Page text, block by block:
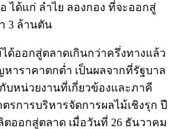
ได้แก่ ลำไย ลองกอง ที่จะออกสู่
3 ล้านตัน
ด้ออกสู่ตลาดเกินกว่าครึ่งทางแล้ว
าราคาตกต่ำ เป็นผลจากที่รัฐบาล
หน่วยงานที่เกี่ยวข้องและภาคี
รการบริหารจัดการผลไม้เชิงรุก ปี
ตออกสู่ตลาด เมื่อวันที่ 26 ธันวาคม